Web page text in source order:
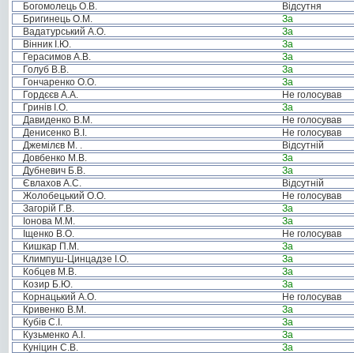
Богомолець О.В.
Відсутня
Бригинець О.М.
За
Вадатурський А.О.
За
Вінник І.Ю.
За
Герасимов А.В.
За
Голуб В.В.
За
Гончаренко О.О.
За
Гордєєв А.А.
Не голосував
Гринів І.О.
За
Давиденко В.М.
Не голосував
Денисенко В.І.
Не голосував
Джемілєв М. .
Відсутній
Довбенко М.В.
За
Дубневич Б.В.
За
Євлахов А.С.
Відсутній
Жолобецький О.О.
Не голосував
Загорій Г.В.
За
Іонова М.М.
За
Іщенко В.О.
Не голосував
Кишкар П.М.
За
Климпуш-Цинцадзе І.О.
За
Кобцев М.В.
За
Козир Б.Ю.
За
Корнацький А.О.
Не голосував
Кривенко В.М.
За
Кубів С.І.
За
Кузьменко А.І.
За
Куніцин С.В.
За